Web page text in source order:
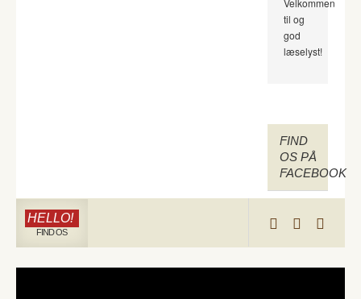
til og
god
læselyst!
FIND
OS PÅ
FACEBOOK
HELLO!
FIND OS